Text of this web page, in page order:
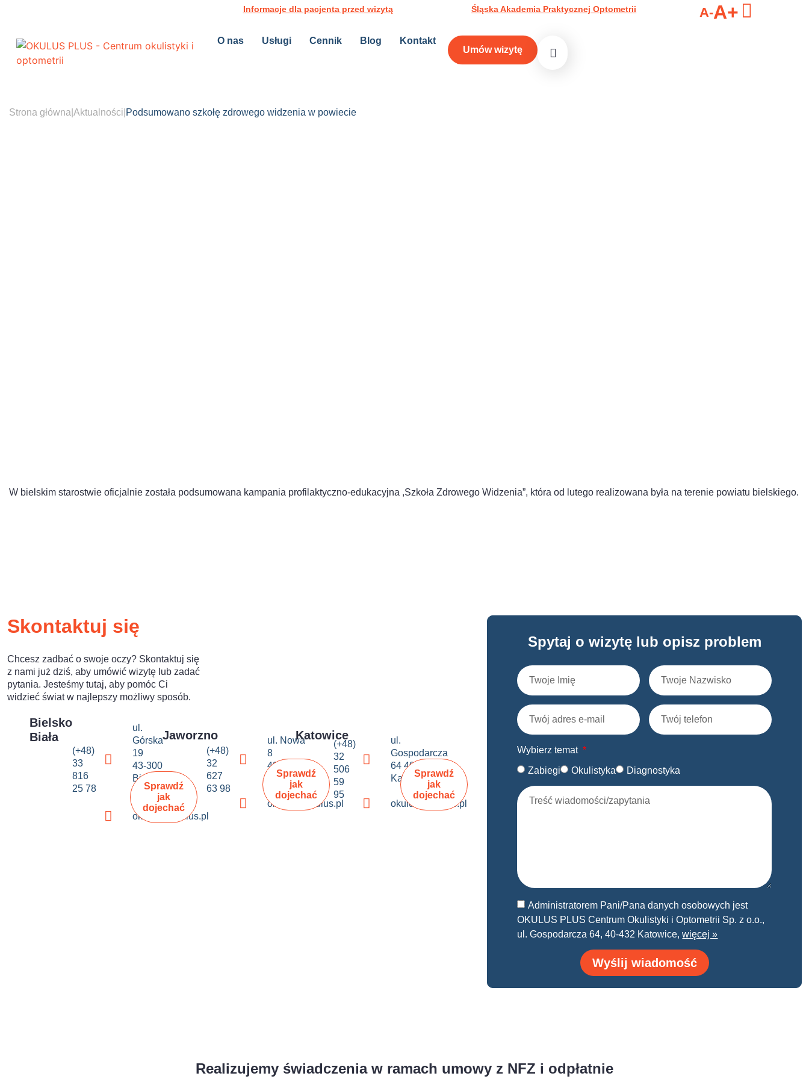
Informacje dla pacjenta przed wizytą Śląska Akademia Praktycznej Optometrii A-A+
O nas Usługi Cennik Blog
Kontakt
Umów wizytę
Strona główna Aktualności Podsumowano szkołę zdrowego widzenia w powiecie
W bielskim starostwie oficjalnie została podsumowana kampania profilaktyczno-edukacyjna ,Szkoła Zdrowego Widzenia”, która od lutego realizowana była na terenie powiatu bielskiego.
Skontaktuj się
Chcesz zadbać o swoje oczy? Skontaktuj się
z nami już dziś, aby umówić wizytę lub zadać
pytania. Jesteśmy tutaj, aby pomóc Ci
widzieć świat w najlepszy możliwy sposób.
Bielsko
Biała
(+48)
33
816
25 78
ul.
Górska
19
43-300
Bielsko-
Biała
okulus@okulus.pl
Sprawdź
jak
dojechać
Jaworzno
(+48)
32
627
63 98
ul. Nowa
8
43-600
Jaworzno
okulus@okulus.pl
Sprawdź
jak
dojechać
Katowice
(+48)
32
506
59
95
ul.
Gospodarcza
64 40-432
Katowice
okulus@okulus.pl
Sprawdź
jak
dojechać
Spytaj o wizytę lub opisz problem
Wybierz temat
Zabiegi
Okulistyka Diagnostyka
Administratorem Pani/Pana danych osobowych jest
OKULUS PLUS Centrum Okulistyki i Optometrii Sp. z o.o.,
ul. Gospodarcza 64, 40-432 Katowice,więcej »
Wyślij wiadomość
Realizujemy świadczenia w ramach umowy z NFZ i odpłatnie